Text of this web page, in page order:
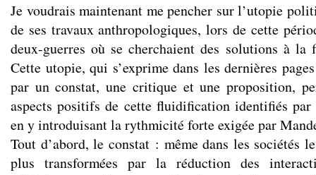
Je voudrais maintenant me pencher sur l’utopie
de ses travaux anthropologiques, lors de cette
deux-guerres où se cherchaient des solutions à
Cette utopie, qui s’exprime dans les dernières
par un constat, une critique et une proposition,
aspects positifs de cette fluidification identifiés
en y introduisant la rythmicité forte exigée par
Tout d’abord, le constat : même dans les sociétés
plus transformées par la réduction des